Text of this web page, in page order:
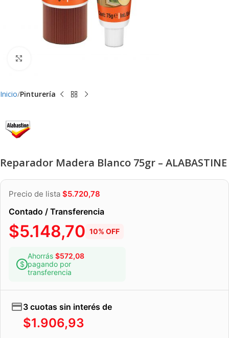
Inicio Pinturería
Reparador Madera Blanco 75gr – ALABASTINE
Precio de lista $5.720,78
Contado / Transferencia
$5.148,70 10% OFF
Ahorrás $572,08
pagando por
transferencia
3 cuotas sin interés de
$1.906,93